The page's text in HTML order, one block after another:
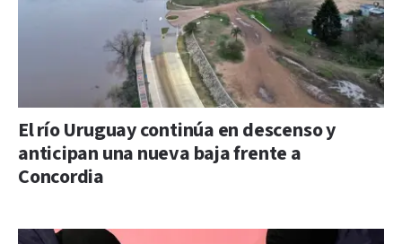
El río Uruguay continúa en descenso y
anticipan una nueva baja frente a
Concordia